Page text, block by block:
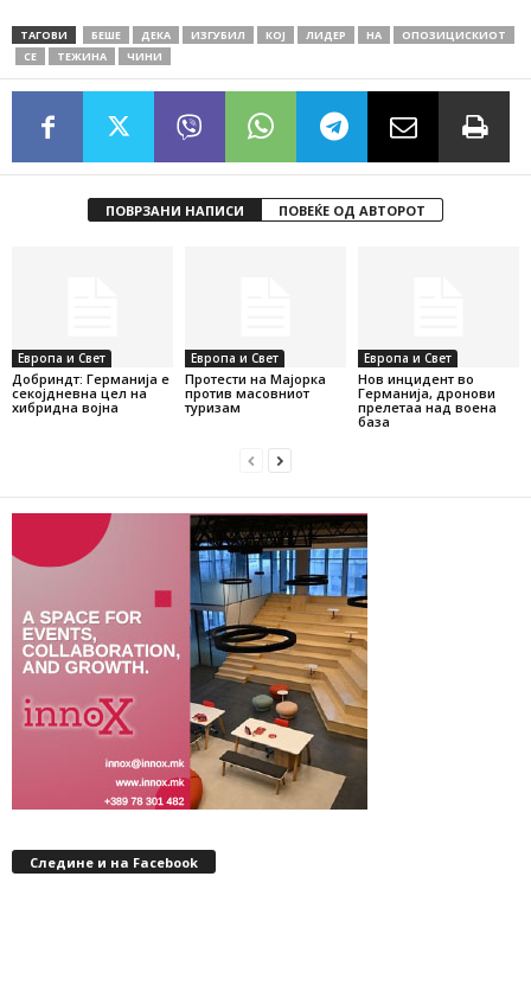
ТАГОВИ БЕШЕ ДЕКА ИЗГУБИЛ КОЈ ЛИДЕР НА
ОПОЗИЦИСКИОТ
СЕ
ТЕЖИНА ЧИНИ
ПОВРЗАНИ НАПИСИ ПОВЕЌЕ ОД АВТОРОТ
Европа и Свет
Добриндт: Германија е
секојдневна цел на
хибридна војна
Европа и Свет
Протести на Мајорка
против масовниот
туризам
Европа и Свет
Нов инцидент во
Германија, дронови
прелетаа над воена
база
Следине и на Facebook